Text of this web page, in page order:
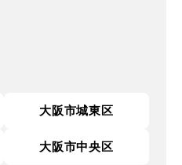
大阪市城東区
大阪市中央区